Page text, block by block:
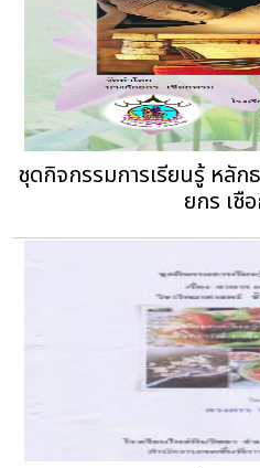
ชุดกิจกรรมการเรียนรู้ หลั
ยกร เชื